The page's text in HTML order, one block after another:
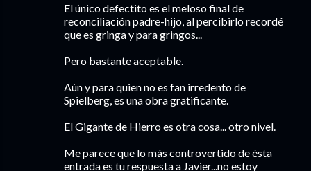
El único defectito es el meloso final de
reconciliación padre-hijo, al percibirlo recordé
que es gringa y para gringos...
Pero bastante aceptable.
Aún y para quien no es fan irredento de
Spielberg, es una obra gratificante.
El Gigante de Hierro es otra cosa... otro nivel.
Me parece que lo más controvertido de ésta
entrada es tu respuesta a Javier...no estoy